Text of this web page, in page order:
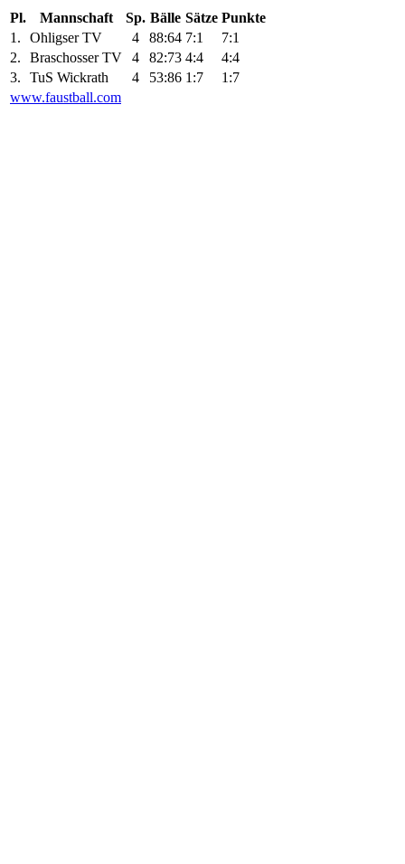
Pl. Mannschaft Sp. Bälle Sätze Punkte
1.
Ohligser TV 4 88:64 7:1
7:1
2.
Braschosser TV 4 82:73 4:4
4:4
3.
TuS Wickrath 4 53:86 1:7
1:7
www.faustball.com